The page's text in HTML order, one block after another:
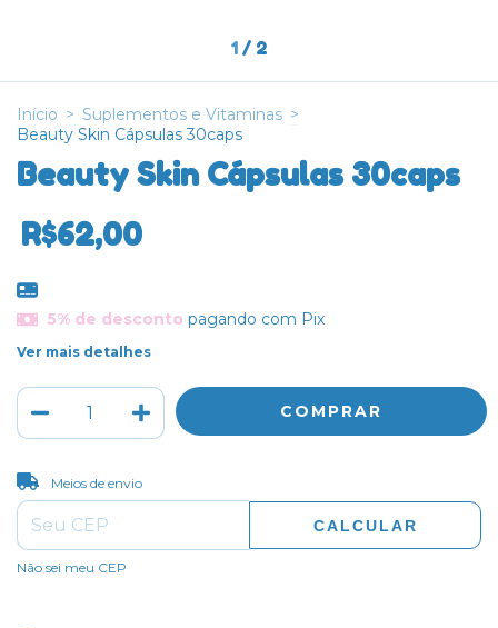
1 / 2
Início > Suplementos e Vitaminas >
Beauty Skin Cápsulas 30caps
Beauty Skin Cápsulas 30caps
R$62,00
5% de desconto pagando com Pix
Ver mais detalhes
Entregas para o CEP:
Meios de envio
CALCULAR
Não sei meu CEP